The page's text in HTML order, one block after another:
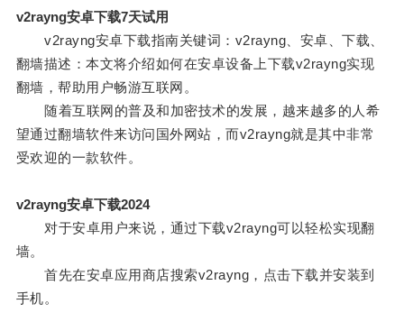
v2rayng安卓下载7天试用
v2rayng安卓下载指南关键词：v2rayng、安卓、下载、
翻墙描述：本文将介绍如何在安卓设备上下载v2rayng实现
翻墙，帮助用户畅游互联网。
随着互联网的普及和加密技术的发展，越来越多的人希
望通过翻墙软件来访问国外网站，而v2rayng就是其中非常
受欢迎的一款软件。
v2rayng安卓下载2024
对于安卓用户来说，通过下载v2rayng可以轻松实现翻
墙。
首先在安卓应用商店搜索v2rayng，点击下载并安装到
手机。